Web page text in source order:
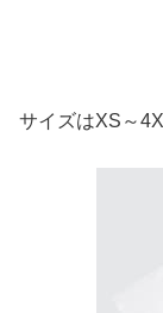
サイズはXS～